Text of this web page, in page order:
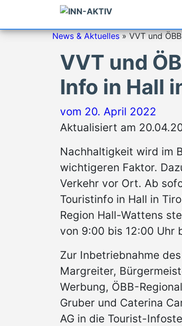
News & Aktuelles»VVT und
VVT und
Info in Hall
vom 20. April 2022
Aktualisiert am
Nachhaltigkeit wird im
wichtigeren Faktor.
Verkehr vor Ort. Ab
Touristinfo in Hall in
Region Hall-Wattens
von 9:00 bis 12:00 Uhr
Zur Inbetriebnahme
Margreiter,
Werbung, ÖBB-
Gruber und Caterina
AG in die Tourist-